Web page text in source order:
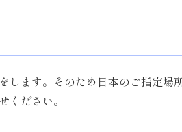
します。そのため日本のご指定場
ださい。